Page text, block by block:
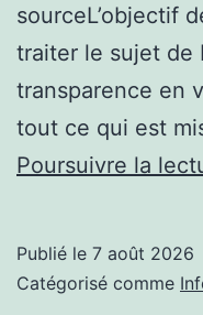
sourceL’objectif
traiter le sujet de
transparence en
tout ce qui est
Poursuivre la
Publié le 7 août 2026
Catégorisé comme